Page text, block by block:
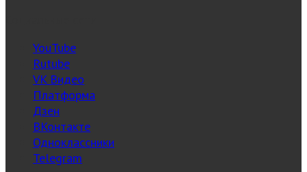
YouTube
Rutube
VK Видео
Платформа
Дзен
ВКонтакте
Одноклассники
Telegram